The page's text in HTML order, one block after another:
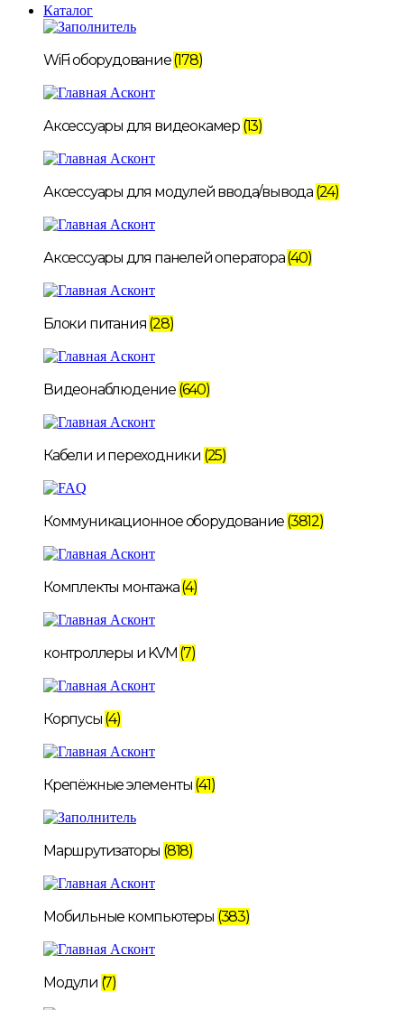
Каталог
WiFi оборудование(178)
Аксессуары для видеокамер (13)
Аксессуары для модулей ввода/вывода (24)
Аксессуары для панелей оператора(40)
Блоки питания (28)
Видеонаблюдение (640)
Кабели и переходники (25)
Коммуникационное оборудование (3812)
Комплекты монтажа(4)
контроллеры и KVM (7)
Корпусы (4)
Крепёжные элементы (41)
Маршрутизаторы (818)
Мобильные компьютеры (383)
Модули (7)